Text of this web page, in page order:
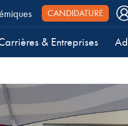
CANDIDATURE
& Entreprises